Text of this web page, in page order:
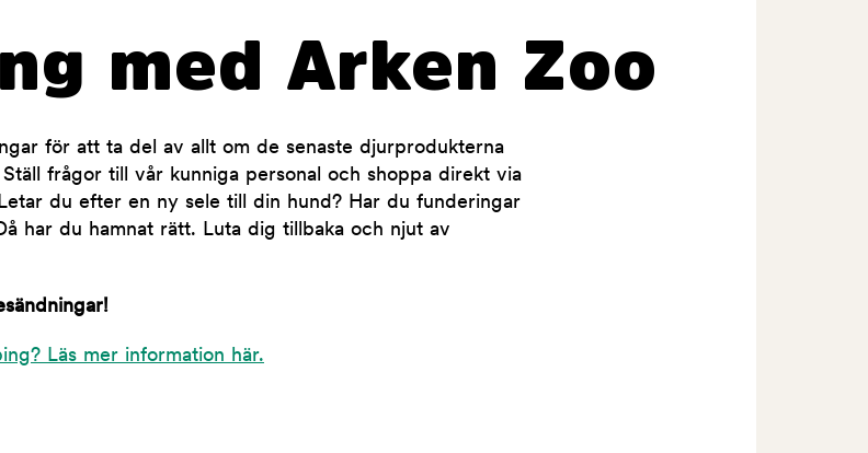
med Arken Zoo
för att ta del av allt om de senaste djurprodukterna
frågor till vår kunniga personal och shoppa direkt via
du efter en ny sele till din hund? Har du funderingar
har du hamnat rätt. Luta dig tillbaka och njut av
Läs mer information här.